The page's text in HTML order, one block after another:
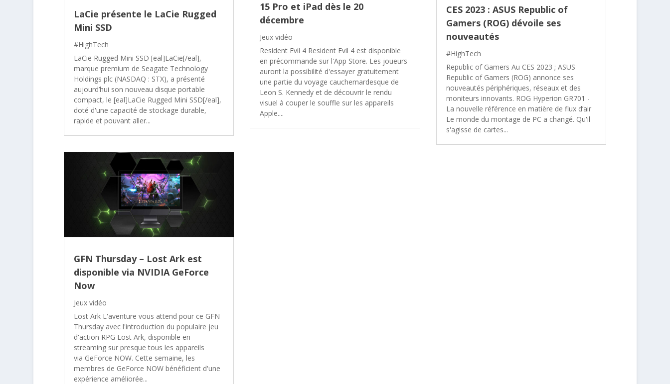
LaCie présente le LaCie Rugged
Mini SSD
#HighTech
LaCie Rugged Mini SSD [eal]LaCie[/eal],
marque premium de Seagate Technology
Holdings plc (NASDAQ : STX), a présenté
aujourd’hui son nouveau disque portable
compact, le [eal]LaCie Rugged Mini SSD[/eal],
doté d'une capacité de stockage durable,
rapide et pouvant aller...
GFN Thursday – Lost Ark est
disponible via NVIDIA GeForce
Now
Jeux vidéo
Lost Ark L'aventure vous attend pour ce GFN
Thursday avec l'introduction du populaire jeu
d'action RPG Lost Ark, disponible en
streaming sur presque tous les appareils
via GeForce NOW. Cette semaine, les
membres de GeForce NOW bénéficient d'une
expérience améliorée...
15 Pro et iPad dès le 20
décembre
Jeux vidéo
Resident Evil 4 Resident Evil 4 est disponible
en précommande sur l'App Store. Les joueurs
auront la possibilité d'essayer gratuitement
une partie du voyage cauchemardesque de
Leon S. Kennedy et de découvrir le rendu
visuel à couper le souffle sur les appareils
Apple....
CES 2023 : ASUS Republic of
Gamers (ROG) dévoile ses
nouveautés
#HighTech
Republic of Gamers Au CES 2023 ; ASUS
Republic of Gamers (ROG) annonce ses
nouveautés périphériques, réseaux et des
moniteurs innovants. ROG Hyperion GR701 -
La nouvelle référence en matière de flux d’air
Le monde du montage de PC a changé. Qu'il
s'agisse de cartes...